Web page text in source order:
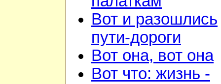
Вот и разошлись
пути-дороги
Вот она, вот она
Вот что: жизнь -